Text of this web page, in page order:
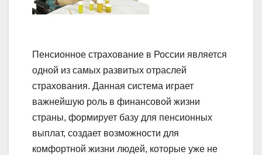
Пенсионное страхование в России является
одной из самых развитых отраслей
страхования. Данная система играет
важнейшую роль в финансовой жизни
страны, формирует базу для пенсионных
выплат, создает возможности для
комфортной жизни людей, которые уже не